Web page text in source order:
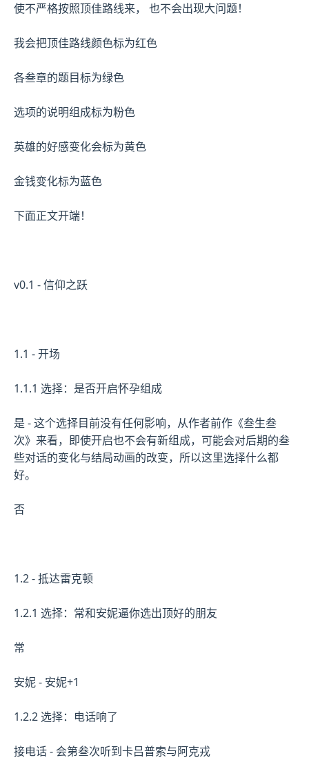
使不严格按照顶佳路线来， 也不会出现大问题！
我会把顶佳路线颜色标为红色
各叁章的题目标为绿色
选项的说明组成标为粉色
英雄的好感变化会标为黄色
金钱变化标为蓝色
下面正文开端！
v0.1 - 信仰之跃
1.1 - 开场
1.1.1 选择：是否开启怀孕组成
是 - 这个选择目前没有任何影响，从作者前作《叁生叁
次》来看，即使开启也不会有新组成，可能会对后期的叁
些对话的变化与结局动画的改变，所以这里选择什么都
好。
否
1.2 - 抵达雷克顿
1.2.1 选择：常和安妮逼你选出顶好的朋友
常
安妮 - 安妮+1
1.2.2 选择：电话响了
接电话 - 会第叁次听到卡吕普索与阿克戎